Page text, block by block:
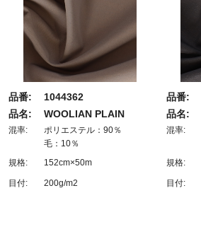
品番:
1044362
品名:
WOOLIAN PLAIN
混率:
ポリエステル：90％
毛：10％
規格:
152cm×50m
目付: 200g/m2
品番:
品名:
混率:
規格:
目付: